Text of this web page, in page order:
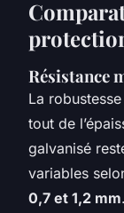
Résistance
La
tout de
galvanisé
variables
0,7 et 1,2 mm